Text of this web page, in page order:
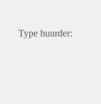
Type huurder: